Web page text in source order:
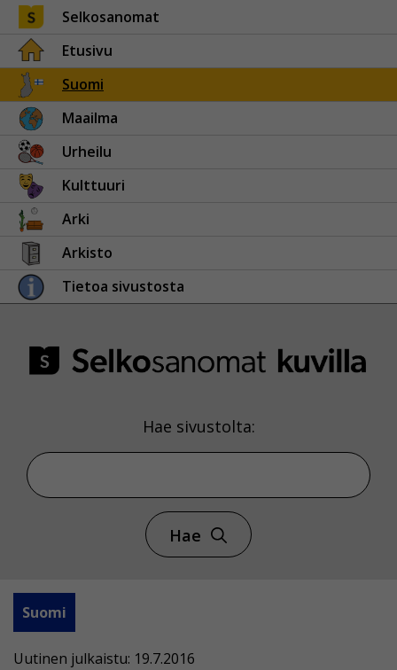
Selkosanomat
Etusivu
Suomi
Maailma
Urheilu
Kulttuuri
Arki
Arkisto
Tietoa sivustosta
Hae sivustolta:
Hae
Suomi
Uutinen julkaistu: 19.7.2016